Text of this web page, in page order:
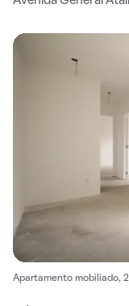
Apartamento mobiliado,